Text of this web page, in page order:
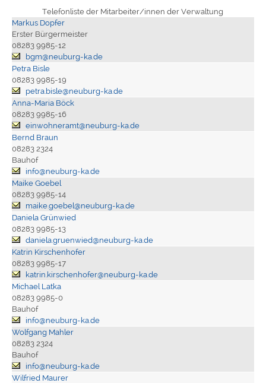
Telefonliste der Mitarbeiter/innen der Verwaltung
Markus Dopfer
Erster Bürgermeister
08283 9985-12
bgm@neuburg-ka.de
Petra Bisle
08283 9985-19
petra.bisle@neuburg-ka.de
Anna-Maria Böck
08283 9985-16
einwohneramt@neuburg-ka.de
Bernd Braun
08283 2324
Bauhof
info@neuburg-ka.de
Maike Goebel
08283 9985-14
maike.goebel@neuburg-ka.de
Daniela Grünwied
08283 9985-13
daniela.gruenwied@neuburg-ka.de
Katrin Kirschenhofer
08283 9985-17
katrin.kirschenhofer@neuburg-ka.de
Michael Latka
08283 9985-0
Bauhof
info@neuburg-ka.de
Wolfgang Mahler
08283 2324
Bauhof
info@neuburg-ka.de
Wilfried Maurer